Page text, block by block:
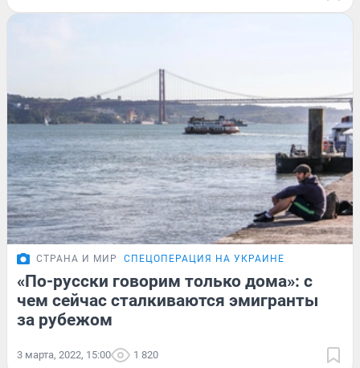
СТРАНА И МИР СПЕЦОПЕРАЦИЯ НА УКРАИНЕ
«По-русски говорим только дома»: с
чем сейчас сталкиваются эмигранты
за рубежом
3 марта, 2022, 15:00 1 820